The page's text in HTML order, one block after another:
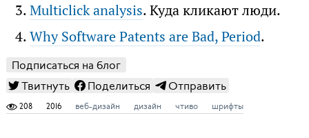
Multiclick analysis. Куда кликают люди.
Why Software Patents are Bad, Period.
Подписаться на блог
Твитнуть
Поделиться Отправить
208 2016 веб-дизайн дизайн чтиво шрифты